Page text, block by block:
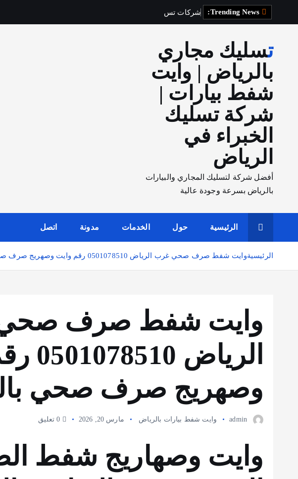
شركات تس ل
تسليك مجاري
بالرياض | وايت
شفط بيارات |
شركة تسليك
الخبراء في
الرياض
أفضل شركة لتسليك المجاري والبيارات
بالرياض بسرعة وجودة عالية
الرئيسية حول الخدمات مدونة اتصل
الرئيسيةوايت شفط صرف صحي غرب الرياض 0501078510 رقم وايت وصهريج صرف صحي بالرياض
وايت شفط صرف
وصهريج صرف صحي
admin وايت شفط بيارات بالرياض مارس 20, 2026
وايت وصهاريج شفط